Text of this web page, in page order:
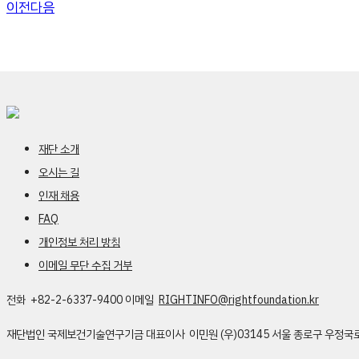
이전다음
재단 소개
오시는 길
인재 채용
FAQ
개인정보 처리 방침
이메일 무단 수집 거부
전화 +82-2-6337-9400이메일 RIGHTINFO@rightfoundation.kr
재단법인 국제보건기술연구기금대표이사 이민원(우)03145 서울 종로구 우정국